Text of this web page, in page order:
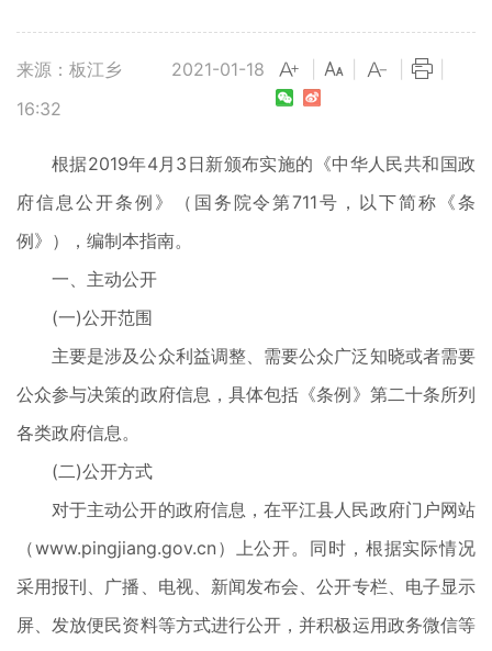
来源：板江乡
2021-01-18
16:32
根据2019年4月3日新颁布实施的《中华人民共和国政
府信息公开条例》（国务院令第711号，以下简称《条
例》），编制本指南。
一、主动公开
(一)公开范围
主要是涉及公众利益调整、需要公众广泛知晓或者需要
公众参与决策的政府信息，具体包括《条例》第二十条所列
各类政府信息。
(二)公开方式
对于主动公开的政府信息，在平江县人民政府门户网站
（www.pingjiang.gov.cn）上公开。同时，根据实际情况
采用报刊、广播、电视、新闻发布会、公开专栏、电子显示
屏、发放便民资料等方式进行公开，并积极运用政务微信等